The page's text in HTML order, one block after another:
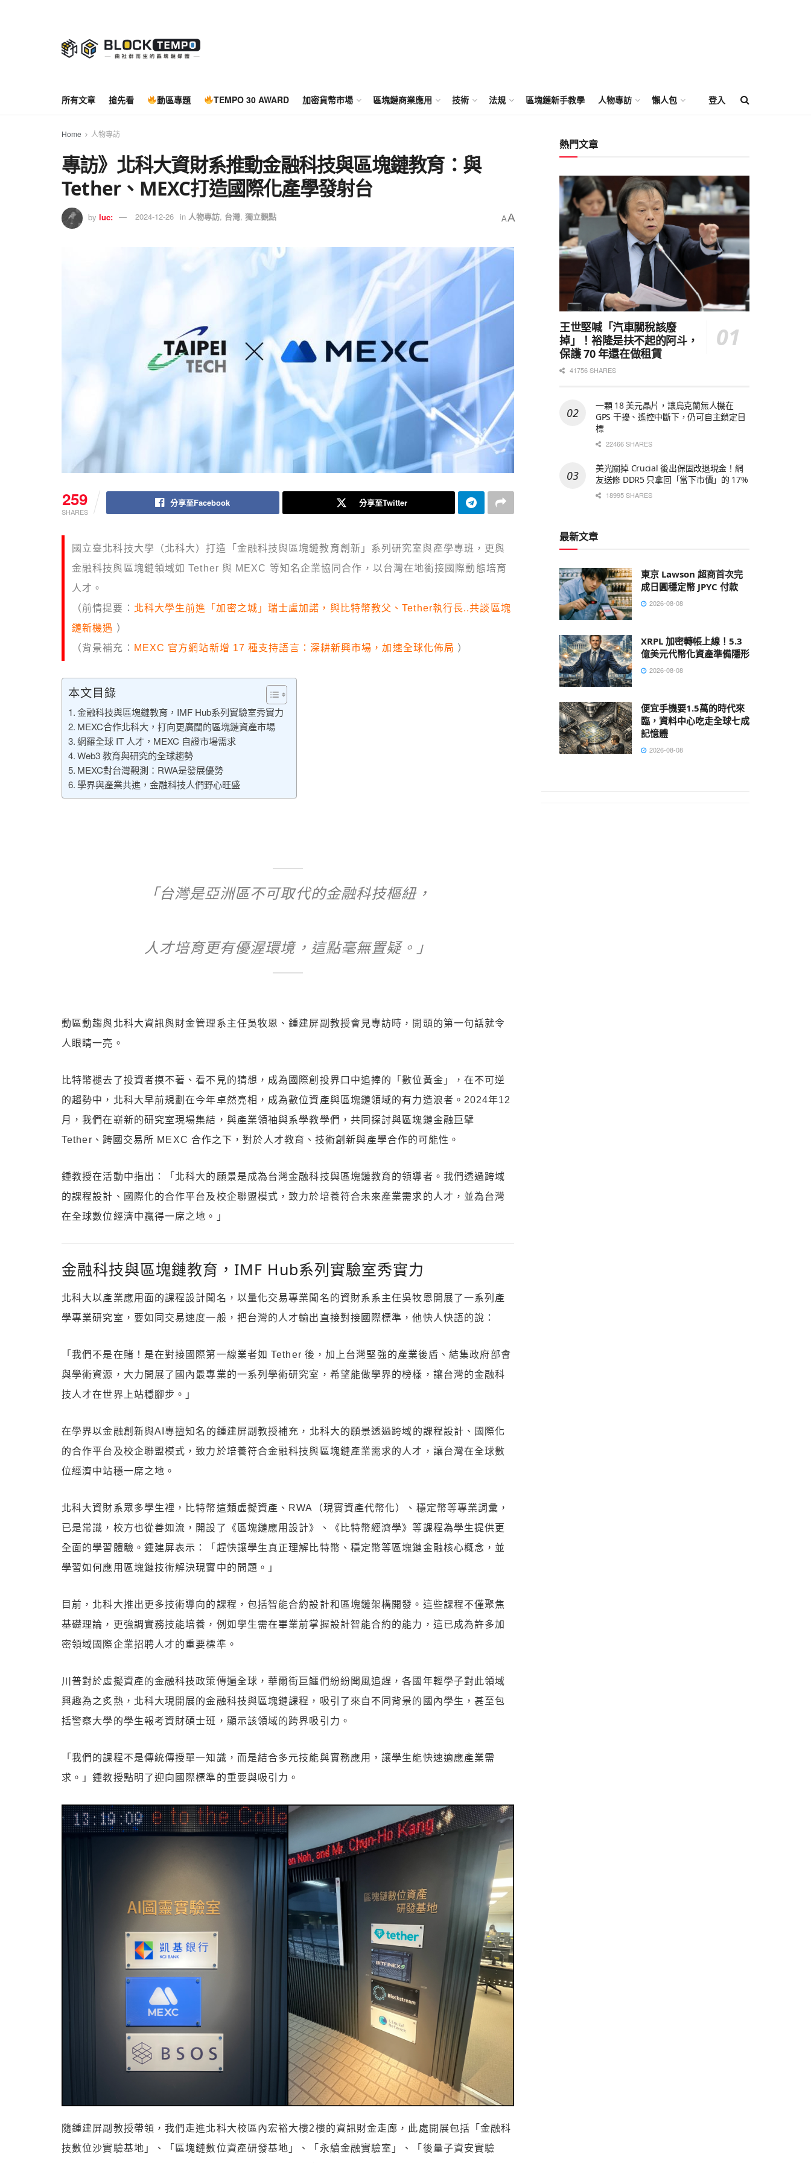
所有文章 搶先看 動區專題 TEMPO 30 AWARD 加密貨幣市場 區塊鏈商業應用 技術 法規 區塊鏈新手教學 人物專訪 懶人包 登入
Home 人物專訪
專訪》北科大資財系推動金融科技與區塊鏈教育：與
Tether、MEXC打造國際化產學發射台
by luc: 2024-12-26 in 人物專訪, 台灣, 獨立觀點 AA
259
SHARES
分享至Facebook 分享至Twitter
國立臺北科技大學（北科大）打造「金融科技與區塊鏈教育創新」系列研究室與產學專班，更與
金融科技與區塊鏈領域如 Tether 與 MEXC 等知名企業協同合作，以台灣在地銜接國際動態培育
人才。
（前情提要： 北科大學生前進「加密之城」瑞士盧加諾，與比特幣教父、Tether執行長..共談區塊
鏈新機遇 ）
（背景補充： MEXC 官方網站新增 17 種支持語言：深耕新興市場，加速全球化佈局 ）
本文目錄
金融科技與區塊鏈教育，IMF Hub系列實驗室秀實力
MEXC合作北科大，打向更廣闊的區塊鏈資產市場
網羅全球 IT 人才，MEXC 自證市場需求
Web3 教育與研究的全球趨勢
MEXC對台灣觀測：RWA是發展優勢
學界與產業共進，金融科技人們野心旺盛
「台灣是亞洲區不可取代的金融科技樞紐，
人才培育更有優渥環境，這點毫無置疑。」
動區動趨與北科大資訊與財金管理系主任吳牧恩、鍾建屏副教授會見專訪時，開頭的第一句話就令
人眼睛一亮。
比特幣褪去了投資者摸不著、看不見的猜想，成為國際創投界口中追捧的「數位黃金」，在不可逆
的趨勢中，北科大早前規劃在今年卓然亮相，成為數位資產與區塊鏈領域的有力造浪者。2024年12
月，我們在嶄新的研究室現場集結，與產業領袖與系學教學們，共同探討與區塊鏈金融巨擘
Tether、跨國交易所 MEXC 合作之下，對於人才教育、技術創新與產學合作的可能性。
鍾教授在活動中指出：「北科大的願景是成為台灣金融科技與區塊鏈教育的領導者。我們透過跨域
的課程設計、國際化的合作平台及校企聯盟模式，致力於培養符合未來產業需求的人才，並為台灣
在全球數位經濟中贏得一席之地。」
金融科技與區塊鏈教育，IMF Hub系列實驗室秀實力
北科大以產業應用面的課程設計聞名，以量化交易專業聞名的資財系系主任吳牧恩開展了一系列產
學專業研究室，要如同交易速度一般，把台灣的人才輸出直接對接國際標準，他快人快語的說：
「我們不是在賭！是在對接國際第一線業者如 Tether 後，加上台灣堅強的產業後盾、結集政府部會
與學術資源，大力開展了國內最專業的一系列學術研究室，希望能做學界的榜樣，讓台灣的金融科
技人才在世界上站穩腳步。」
在學界以金融創新與AI專擅知名的鍾建屏副教授補充，北科大的願景透過跨域的課程設計、國際化
的合作平台及校企聯盟模式，致力於培養符合金融科技與區塊鏈產業需求的人才，讓台灣在全球數
位經濟中站穩一席之地。
北科大資財系眾多學生裡，比特幣這類虛擬資產、RWA（現實資產代幣化）、穩定幣等專業詞彙，
已是常識，校方也從善如流，開設了《區塊鏈應用設計》、《比特幣經濟學》等課程為學生提供更
全面的學習體驗。鍾建屏表示：「趕快讓學生真正理解比特幣、穩定幣等區塊鏈金融核心概念，並
學習如何應用區塊鏈技術解決現實中的問題。」
目前，北科大推出更多技術導向的課程，包括智能合約設計和區塊鏈架構開發。這些課程不僅聚焦
基礎理論，更強調實務技能培養，例如學生需在畢業前掌握設計智能合約的能力，這已成為許多加
密領域國際企業招聘人才的重要標準。
川普對於虛擬資產的金融科技政策傳遍全球，華爾街巨鱷們紛紛聞風追趕，各國年輕學子對此領域
興趣為之炙熱，北科大現開展的金融科技與區塊鏈課程，吸引了來自不同背景的國內學生，甚至包
括警察大學的學生報考資財碩士班，顯示該領域的跨界吸引力。
「我們的課程不是傳統傳授單一知識，而是結合多元技能與實務應用，讓學生能快速適應產業需
求。」鍾教授點明了迎向國際標準的重要與吸引力。
隨鍾建屏副教授帶領，我們走進北科大校區內宏裕大樓2樓的資訊財金走廊，此處開展包括「金融科
技數位沙實驗基地」、「區塊鏈數位資產研發基地」、「永續金融實驗室」、「後量子資安實驗
熱門文章
王世堅喊「汽車關稅該廢
掉」！裕隆是扶不起的阿斗，
保護 70 年還在做租賃
41756 SHARES
一顆 18 美元晶片，讓烏克蘭無人機在
GPS 干擾、遙控中斷下，仍可自主鎖定目
標
22466 SHARES
美光關掉 Crucial 後出保固改退現金！網
友送修 DDR5 只拿回「當下市價」的 17%
18995 SHARES
最新文章
東京 Lawson 超商首次完
成日圓穩定幣 JPYC 付款
2026-08-08
XRPL 加密轉帳上線！5.3
億美元代幣化資產準備隱形
2026-08-08
便宜手機要1.5萬的時代來
臨，資料中心吃走全球七成
記憶體
2026-08-08